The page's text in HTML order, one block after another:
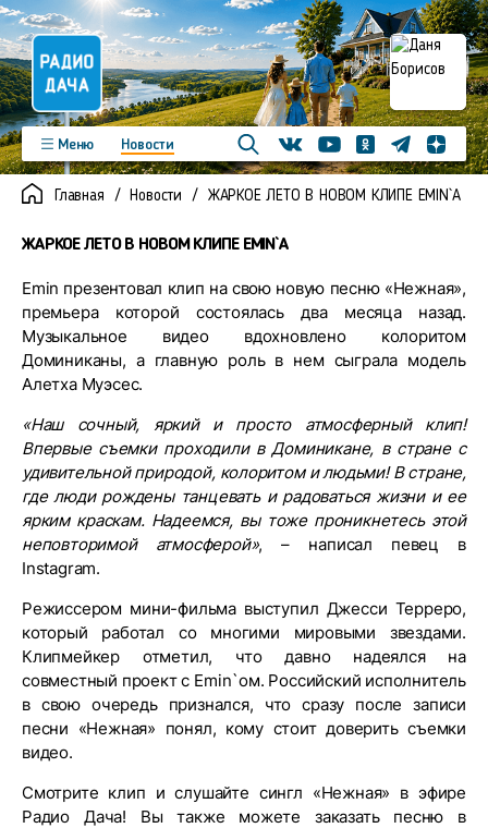
Меню
Новости
Программы
Подкасты
Новинки
Фото
Видео
ВконтактеYoutubeОдноклассники
ТелеграмЯндекс
Главная Новости ЖАРКОЕ ЛЕТО В НОВОМ КЛИПЕ EMIN`A
ЖАРКОЕ ЛЕТО В НОВОМ КЛИПЕ EMIN`A
Emin презентовал клип на свою новую песню «Нежная»,
премьера которой состоялась два месяца назад.
Музыкальное видео вдохновлено колоритом
Доминиканы, а главную роль в нем сыграла модель
Алетха Муэсес.
«Наш сочный, яркий и просто атмосферный клип!
Впервые съемки проходили в Доминикане, в стране с
удивительной природой, колоритом и людьми! В стране,
где люди рождены танцевать и радоваться жизни и ее
ярким краскам. Надеемся, вы тоже проникнетесь этой
неповторимой атмосферой», – написал певец в
Instagram.
Режиссером мини-фильма выступил Джесси Терреро,
который работал со многими мировыми звездами.
Клипмейкер отметил, что давно надеялся на
совместный проект с Emin`ом. Российский исполнитель
в свою очередь признался, что сразу после записи
песни «Нежная» понял, кому стоит доверить съемки
видео.
Смотрите клип и слушайте сингл «Нежная» в эфире
Радио Дача! Вы также можете заказать песню в